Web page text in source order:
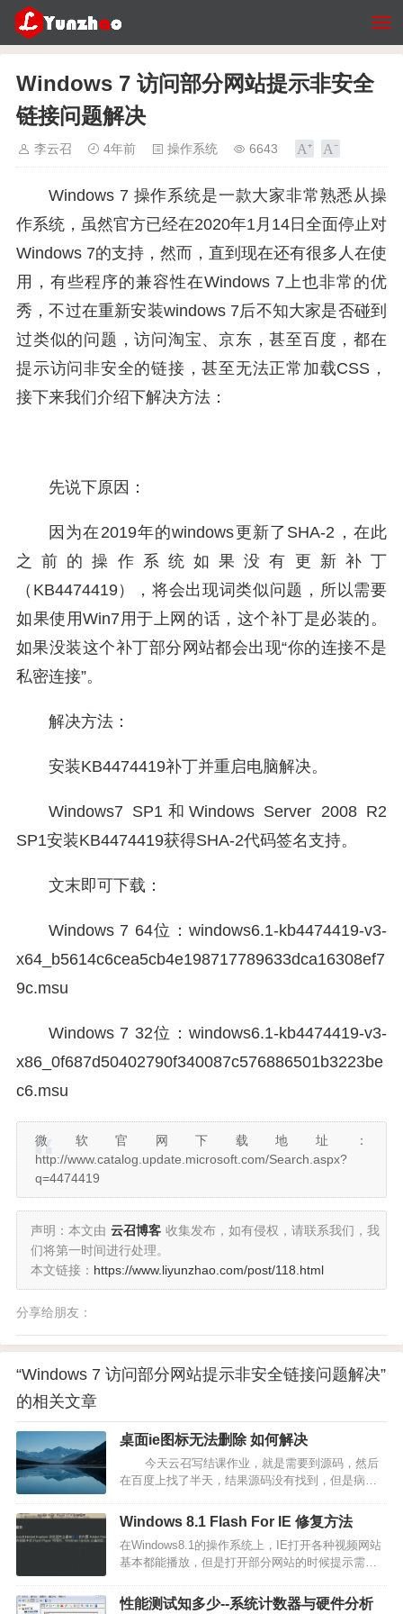
Windows 7 访问部分网站提示非安全
链接问题解决
李云召 4年前 操作系统 6643
Windows 7 操作系统是一款大家非常熟悉从操
作系统，虽然官方已经在2020年1月14日全面停止对
Windows 7的支持，然而，直到现在还有很多人在使
用，有些程序的兼容性在Windows 7上也非常的优
秀，不过在重新安装windows 7后不知大家是否碰到
过类似的问题，访问淘宝、京东，甚至百度，都在
提示访问非安全的链接，甚至无法正常加载CSS，
接下来我们介绍下解决方法：
先说下原因：
因为在2019年的windows更新了SHA-2，在此
之前的操作系统如果没有更新补丁
（KB4474419），将会出现词类似问题，所以需要
如果使用Win7用于上网的话，这个补丁是必装的。
如果没装这个补丁部分网站都会出现“你的连接不是
私密连接”。
解决方法：
安装KB4474419补丁并重启电脑解决。
Windows7 SP1和Windows Server 2008 R2
SP1安装KB4474419获得SHA-2代码签名支持。
文末即可下载：
Windows 7 64位：windows6.1-kb4474419-v3-
x64_b5614c6cea5cb4e198717789633dca16308ef7
9c.msu
Windows 7 32位：windows6.1-kb4474419-v3-
x86_0f687d50402790f340087c576886501b3223be
c6.msu
微软官网下载地址：
http://www.catalog.update.microsoft.com/Search.aspx?
q=4474419
声明：本文由 云召博客 收集发布，如有侵权，请联系我们，我
们将第一时间进行处理。
本文链接： https://www.liyunzhao.com/post/118.html
分享给朋友：
“Windows 7 访问部分网站提示非安全链接问题解决”
的相关文章
桌面ie图标无法删除 如何解决
今天云召写结课作业，就是需要到源码，然后
在百度上找了半天，结果源码没有找到，但是病毒
键，没有删除，郁闷，只要求救百度了 …
Windows 8.1 Flash For IE 修复方法
在Windows8.1的操作系统上，IE打开各种视频网站
基本都能播放，但是打开部分网站的时候提示需要
来有提示如下图:…
性能测试知多少--系统计数器与硬件分析